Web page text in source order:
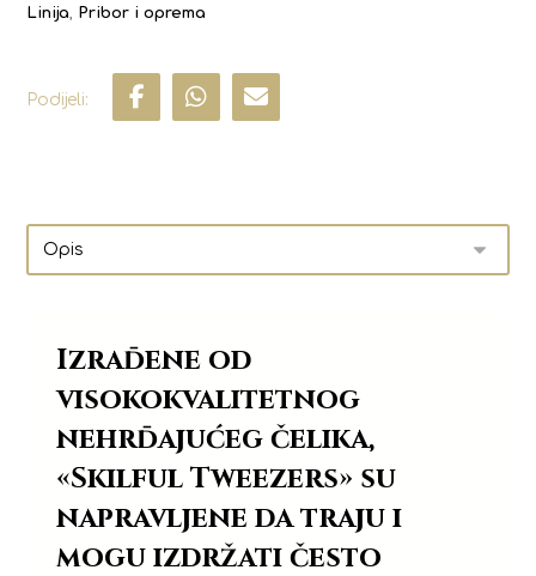
Linija, Pribor i oprema
Izrađene od
visokokvalitetnog
nehrđajućeg čelika,
«Skilful Tweezers» su
napravljene da traju i
mogu izdržati često